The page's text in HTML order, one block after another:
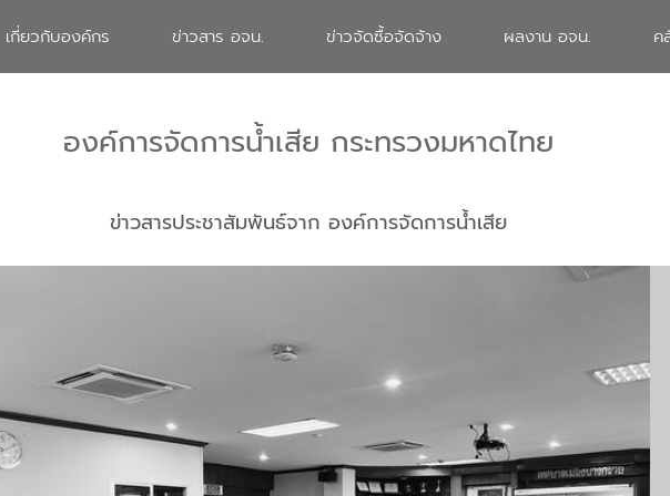
เกี่ยวกับองค์กร ข่าวสาร อจน. ข่าวจัดซื้อจัดจ้าง ผลงาน อจน. ค
องค์การจัดการน้ำเสีย กระทรวงมหาดไทย
ข่าวสารประชาสัมพันธ์จาก องค์การจัดการน้ำเสีย